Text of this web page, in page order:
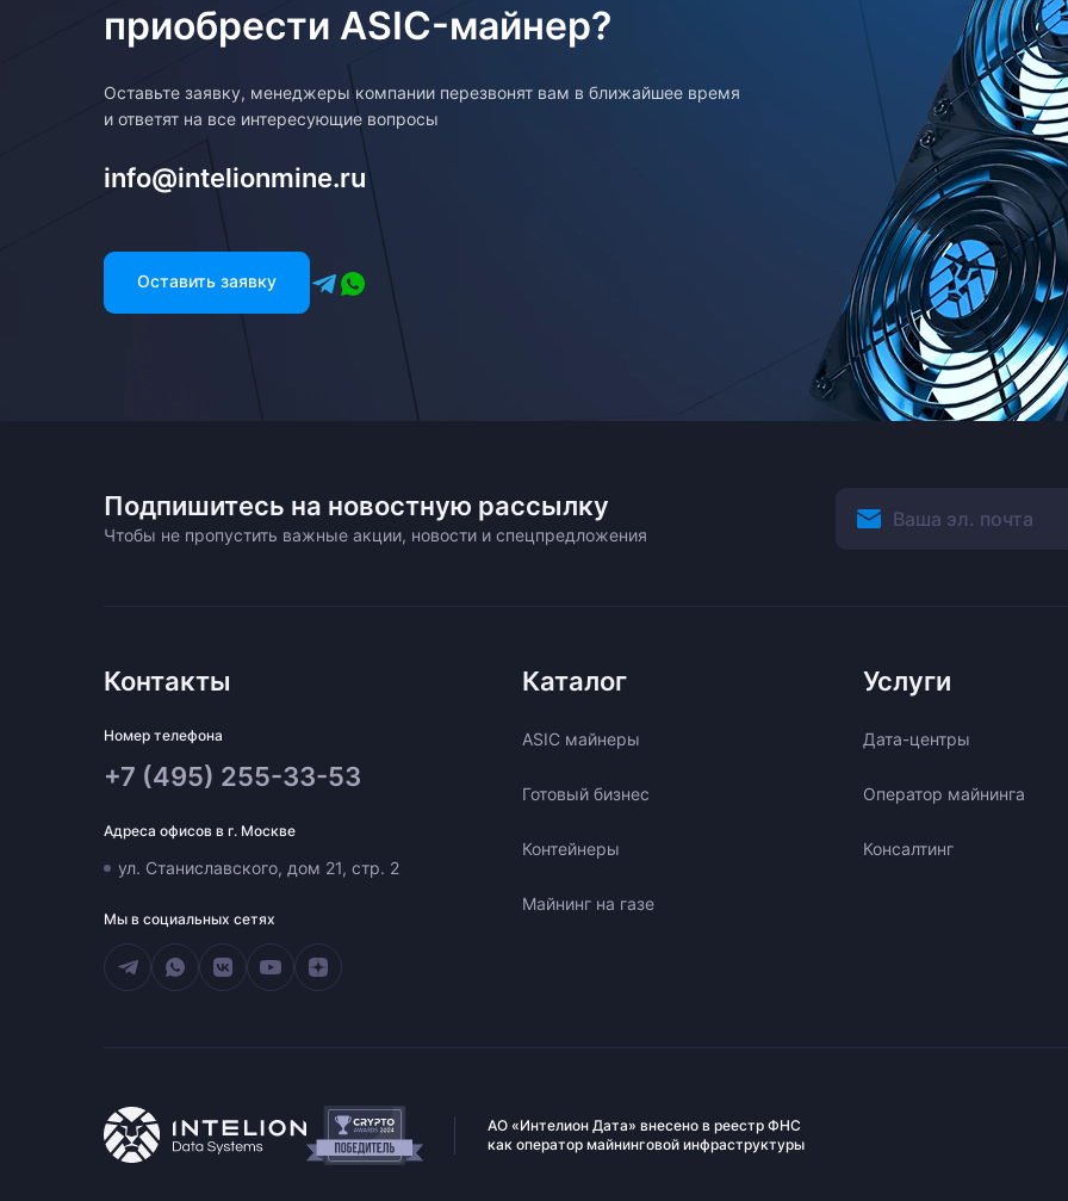
приобрести ASIC-майнер?
Оставьте заявку, менеджеры компании перезвонят вам в ближайшее время
и ответят на все интересующие вопросы
info@intelionmine.ru
Оставить заявку
Подпишитесь на новостную рассылку
Чтобы не пропустить важные акции, новости и спецпредложения
Контакты
Номер телефона
+7 (495) 255-33-53
Адреса офисов в г. Москве
ул. Станиславского, дом 21, стр. 2
Мы в социальных сетях
Каталог
ASIC майнеры
Готовый бизнес
Контейнеры
Майнинг на газе
Услуги
Дата-центры
Оператор майнинга
Консалтинг
АО «Интелион Дата» внесено в реестр ФНС
как оператор майнинговой инфраструктуры